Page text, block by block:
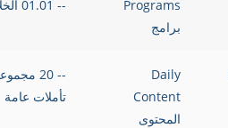
Programs
برامج
-- 01.01 الخلاص
Daily
Content
المحتوى
تأملات عامة